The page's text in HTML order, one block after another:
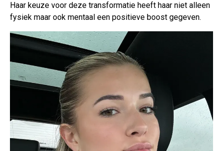
Haar keuze voor deze transformatie heeft haar niet alleen
fysiek maar ook mentaal een positieve boost gegeven.